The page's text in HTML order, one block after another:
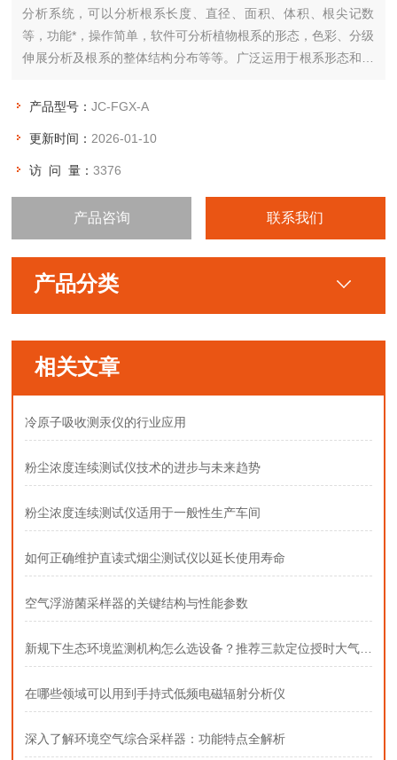
分析系统，可以分析根系长度、直径、面积、体积、根尖记数
等，功能*，操作简单，软件可分析植物根系的形态，色彩、分级
伸展分析及根系的整体结构分布等等。广泛运用于根系形态和构
产品型号：JC-FGX-A
更新时间： 2026-01-10
访 问 量：3376
产品咨询 联系我们
产品分类
相关文章
冷原子吸收测汞仪的行业应用
粉尘浓度连续测试仪技术的进步与未来趋势
粉尘浓度连续测试仪适用于一般性生产车间
如何正确维护直读式烟尘测试仪以延长使用寿命
空气浮游菌采样器的关键结构与性能参数
新规下生态环境监测机构怎么选设备？推荐三款定位授时大气采样器
在哪些领域可以用到手持式低频电磁辐射分析仪
深入了解环境空气综合采样器：功能特点全解析